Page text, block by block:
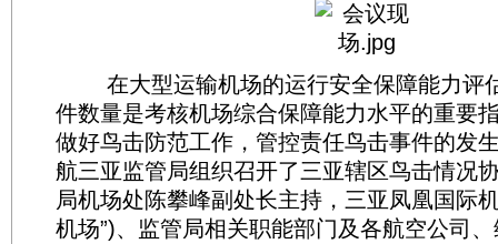
在大型运输机场的运行安全保障能力评
件数量是考核机场综合保障能力水平的重要
做好鸟击防范工作，管控责任鸟击事件的发
航三亚监管局组织召开了三亚辖区鸟击情况
局机场处陈攀峰副处长主持，三亚凤凰国际
机场”)、监管局相关职能部门及各航空公司